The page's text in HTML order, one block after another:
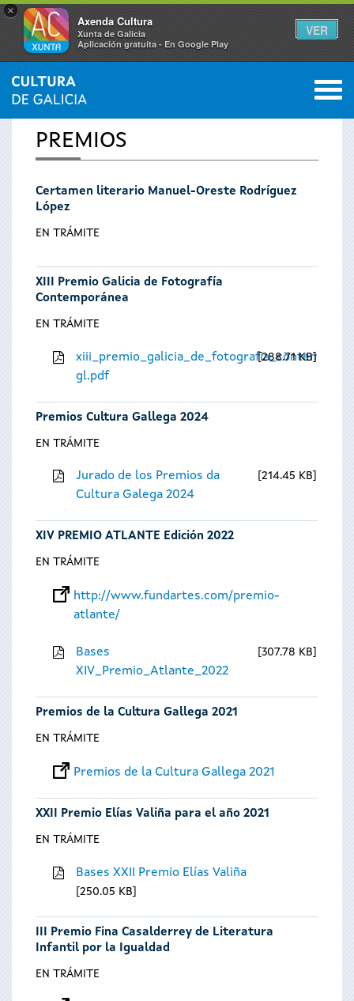
×
Axenda Cultura
Xunta de Galicia
Aplicación gratuíta - En Google Play
VER
Se
encuentra
usted
aquí
INICIO 0
PREMIOS
Certamen literario Manuel-Oreste Rodríguez
López
EN TRÁMITE
XIII Premio Galicia de Fotografía
Contemporánea
EN TRÁMITE
gl.pdf
288.71 KB
Premios Cultura Gallega 2024
EN TRÁMITE
Jurado de los Premios da
Cultura Galega 2024
214.45 KB
XIV PREMIO ATLANTE Edición 2022
EN TRÁMITE
http://www.fundartes.com/premio-
atlante/
Bases
XIV_Premio_Atlante_2022
307.78 KB
Premios de la Cultura Gallega 2021
EN TRÁMITE
Premios de la Cultura Gallega 2021
XXII Premio Elías Valiña para el año 2021
EN TRÁMITE
Bases XXII Premio Elías Valiña
250.05 KB
III Premio Fina Casalderrey de Literatura
Infantil por la Igualdad
EN TRÁMITE